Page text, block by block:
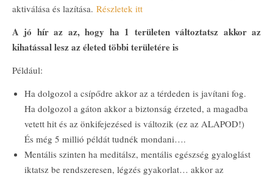
aktiválása és lazítása. Részletek itt
A jó hír az az, hogy ha 1 területen változtatsz akkor az
kihatással lesz az életed többi területére is
Például:
Ha dolgozol a csípődre akkor az a térdeden is javítani fog.
Ha dolgozol a gáton akkor a biztonság érzeted, a magadba
vetett hit és az önkifejezésed is változik (ez az ALAPOD!)
És még 5 millió példát tudnék mondani….
Mentális szinten ha meditálsz, mentális egészség gyaloglást
iktatsz be rendszeresen, légzés gyakorlat… akkor az